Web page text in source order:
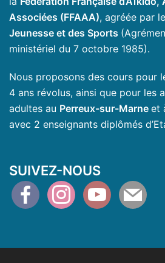
Associées (FFAAA), agréée par le
Jeunesse et des Sports
ministériel du 7 octobre 1985).
Nous proposons des cours pour
4 ans révolus, ainsi que pour les
adultes au Perreux-sur-Marne et
avec 2 enseignants diplômés
SUIVEZ-NOUS
facebookinstagramyoutubemail